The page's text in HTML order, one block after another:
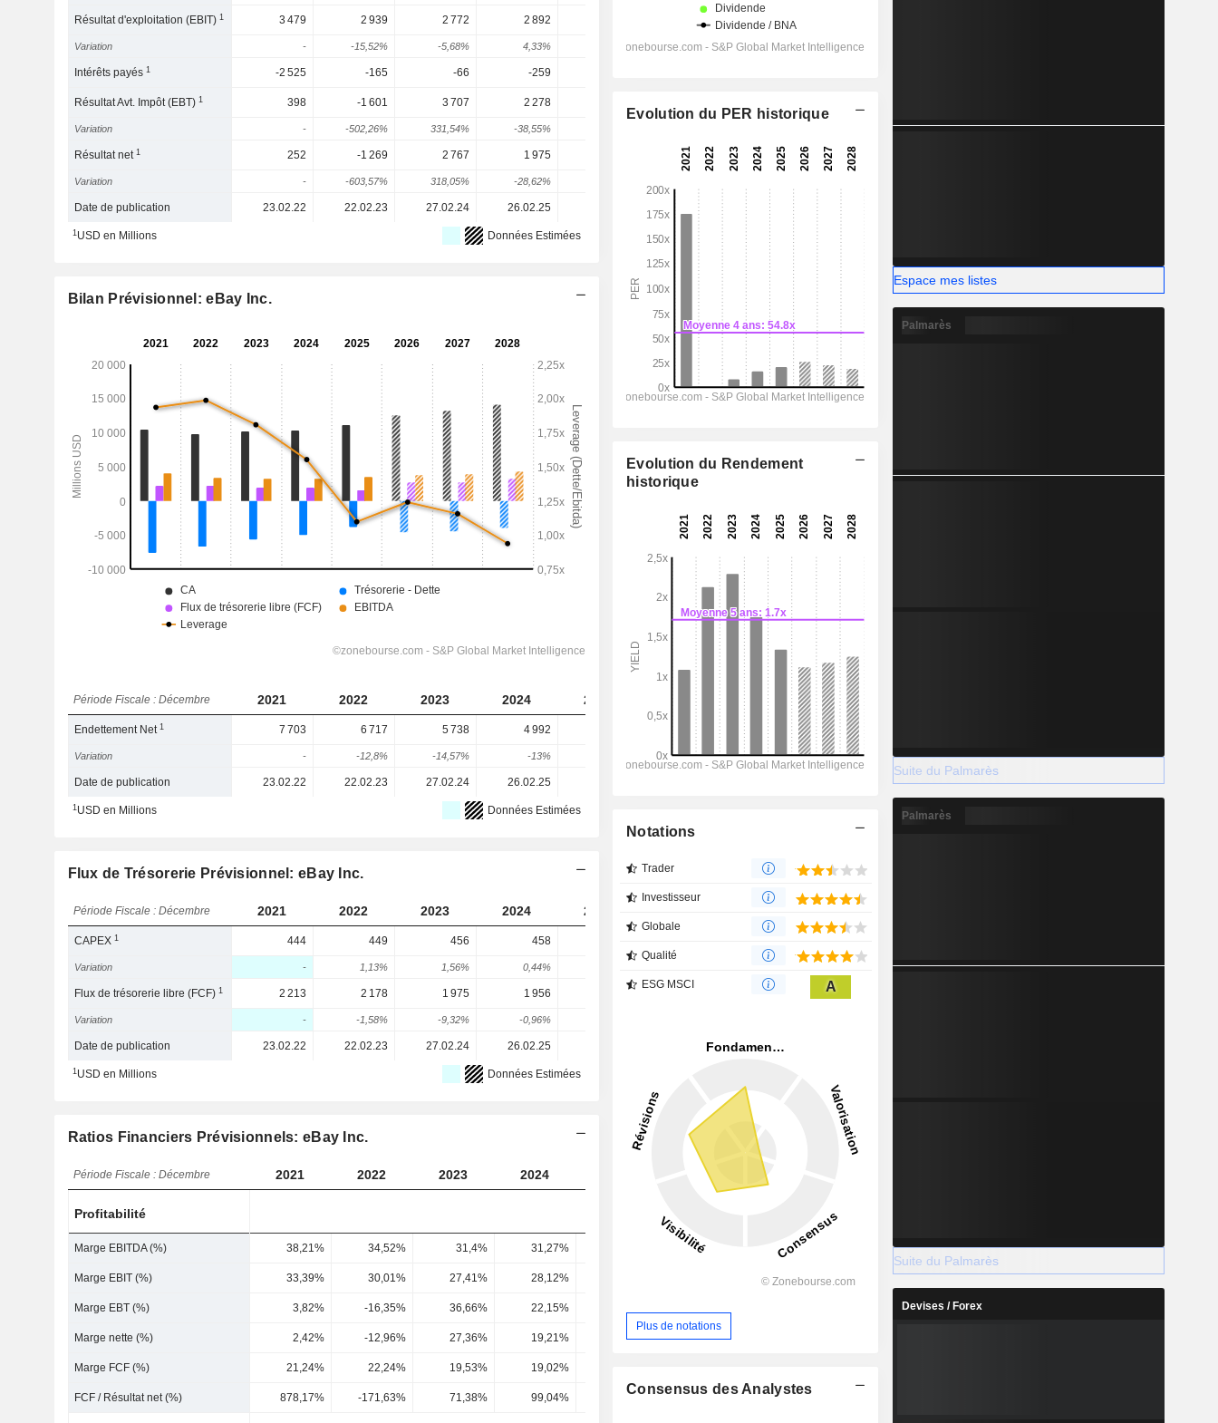
Résultat d'exploitation (EBIT)1 3 479 2 939 2 772 2 892 3 407 3 531
Variation - -15,52% -5,68% 4,33% 6,67% 10,45% 3,62% 8,13%
Intérêts payés1 -2 525 -165 -66 -259
Résultat Avt. Impôt (EBT)1 398 -1 601 3 707 2 278
Variation - -502,26% 331,54% -38,55%
Résultat net1 252 -1 269 2 767 1 975 1 975 2 202 2 526
Variation - -603,57% 318,05% -28,62%
Date de publication 23.02.22 22.02.23 27.02.24 26.02.25 -
1USD en Millions Données Estimées
Bilan Prévisionnel: eBay Inc.
Période Fiscale : Décembre 2021 2022 2023 2024 2025 2027 2028
Endettement Net1 7 703 6 717 5 738 4 992 4 595 4 551 4 033
Variation - -12,8% -14,57% -13% 20,07% -0,96% -11,38%
Date de publication 23.02.22 22.02.23 27.02.24 26.02.25
1USD en Millions Données Estimées
Flux de Trésorerie Prévisionnel: eBay Inc.
Période Fiscale : Décembre 2021 2022 2023 2024 2025
CAPEX1 444 449 456 458
Variation - 1,13% 1,56% 0,44%
Flux de trésorerie libre (FCF)1 2 213 2 178 1 975 1 956 1 484 2 764
Variation - -1,58% -9,32% -0,96%
Date de publication 23.02.22 22.02.23 27.02.24 26.02.25 -
1USD en Millions Données Estimées
Ratios Financiers Prévisionnels: eBay Inc.
Période Fiscale : Décembre 2021 2022 2023 2024 2026 2027
Profitabilité
Marge EBITDA (%) 38,21% 34,52% 31,4% 31,27% 29,61% 29,8% 30,6%
Marge EBIT (%) 33,39% 30,01% 27,41% 28,12% 26,7% 27,11%
Marge EBT (%) 3,82% -16,35% 36,66% 22,15%
Marge nette (%) 2,42% -12,96% 27,36% 19,21% 18,3% 15,78%
Marge FCF (%) 21,24% 22,24% 19,53% 19,02%
FCF / Résultat net (%) 878,17% -171,63% 71,38% 99,04% 73,07% 139,5% 125,56%
Evolution du PER historique
Evolution du Rendement
historique
Notations
Trader
Investisseur
Globale
Qualité
ESG MSCI A
Plus de notations
Consensus des Analystes
Espace mes listes
Palmarès
Suite du Palmarès
Palmarès
Suite du Palmarès
Devises / Forex